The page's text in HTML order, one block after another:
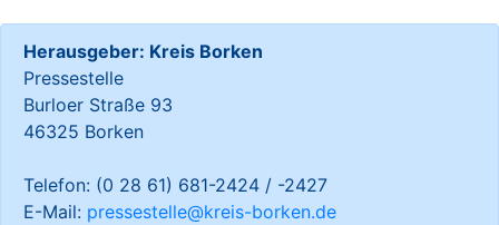
Herausgeber: Kreis Borken
Pressestelle
Burloer Straße 93
46325 Borken
Telefon: (0 28 61) 681-2424 / -2427
E-Mail: pressestelle@kreis-borken.de